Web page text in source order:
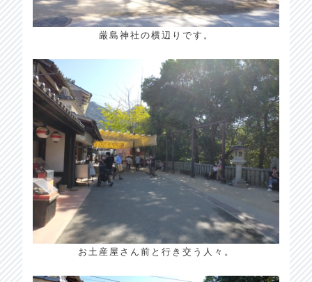
厳島神社の横辺りです。
お土産屋さん前と行き交う人々。